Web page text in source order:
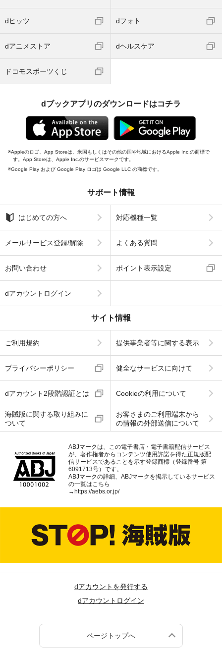
dヒッツ dフォト
dアニメストア dヘルスケア
ドコモスポーツくじ
dブックアプリのダウンロードはコチラ
Appleのロゴ、App Storeは、米国もしくはその他の国や地域におけるApple Inc.の商標で
す。App Storeは、Apple Inc.のサービスマークです。
Google Play および Google Play ロゴは Google LLC の商標です。
サポート情報
はじめての方へ 対応機種一覧
メールサービス登録/解除 よくある質問
お問い合わせ ポイント表示設定
dアカウントログイン
サイト情報
ご利用規約 提供事業者等に関する表示
プライバシーポリシー 健全なサービスに向けて
dアカウント2段階認証とは Cookieの利用について
海賊版に関する取り組みに
ついて
お客さまのご利用端末から
の情報の外部送信について
ABJマークは、この電子書店・電子書籍配信サービス
が、著作権者からコンテンツ使用許諾を得た正規版配
信サービスであることを示す登録商標（登録番号 第
6091713号）です。
ABJマークの詳細、ABJマークを掲示しているサービス
の一覧はこちら
→ https://aebs.or.jp/
dアカウントを発行する
dアカウントログイン
ページトップへ